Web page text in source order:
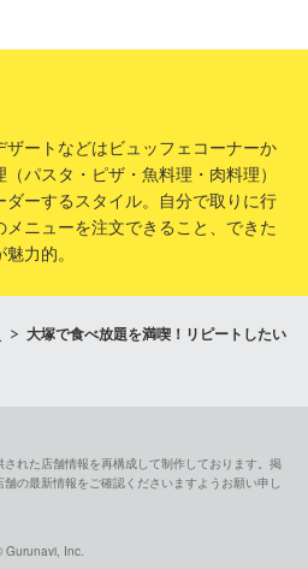
ートなどはビュッフェコーナーか
パスタ・ピザ・魚料理・肉料理）
ーするスタイル。自分で取りに行
メニューを注文できること、できた
力的。
大塚で食べ放題を満喫！リピートしたい
れた店舗情報を再構成して制作しております。掲
の最新情報をご確認くださいますようお願い申し
Gurunavi, Inc.